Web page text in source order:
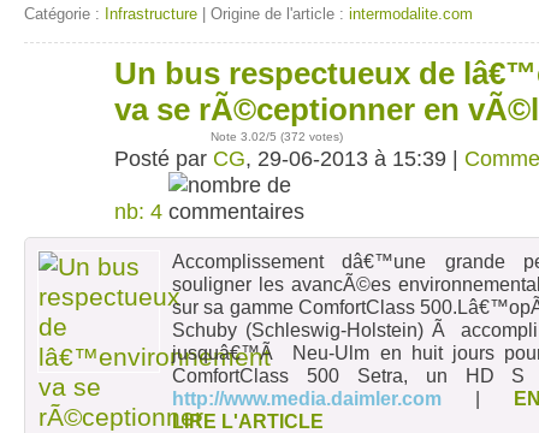
Catégorie : Infrastructure | Origine de l'article : intermodalite.com
Un bus respectueux de
va se rÃ©ceptionner en
Note 3.02/5 (372 votes)
Posté par CG, 29-06-2013 à 15:39 |
nb: 4
Accomplissement dâ€™une grande
souligner les avancÃ©es
sur sa gamme ComfortClass
Schuby (Schleswig-Holstein) Ã
jusquâ€™Ã Neu-Ulm en huit jours
ComfortClass 500 Setra, un HD
http://www.media.daimler.com |
LIRE L'ARTICLE